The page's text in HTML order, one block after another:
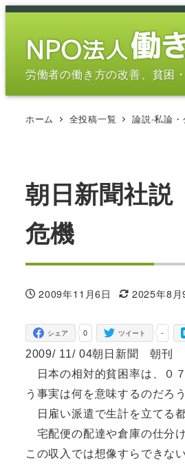
メ
労働者の働き方の改善、貧困
ホーム 全投稿一覧 論説-私論・
朝日新聞社
危機
投稿日
2009年11月6日
更新日
2025年8月
0
シェア -
ツイート
2009/ 11/ 04朝日新聞 朝刊
日本の相対的貧困率は、０
う事実は何を意味するのだろう
日雇い派遣で生計を立てる
宅配便の配達や倉庫の仕分
この収入では想像すらできな